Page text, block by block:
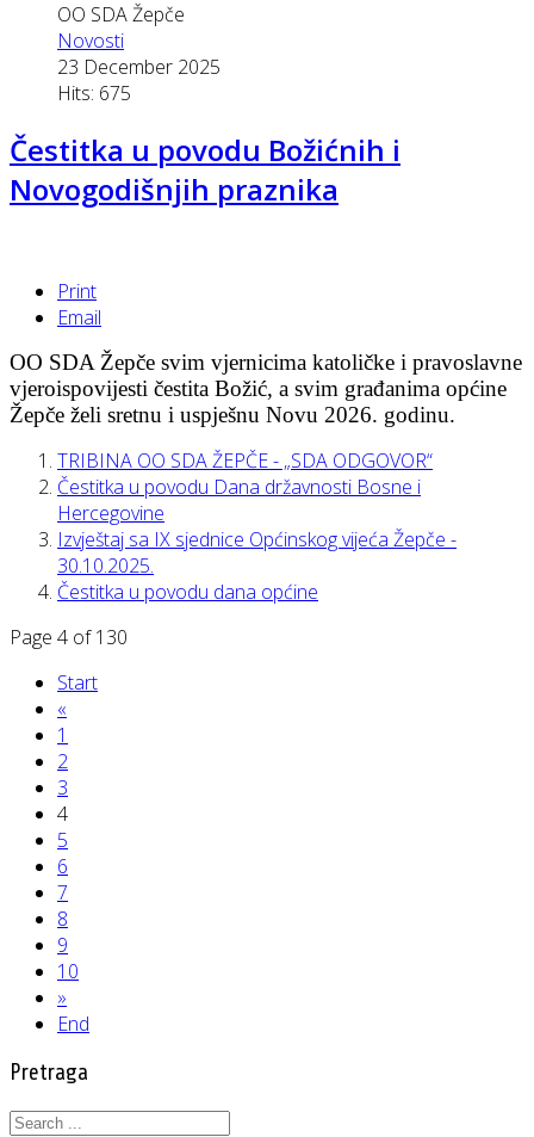
OO SDA Žepče
Novosti
23 December 2025
Hits: 675
Čestitka u povodu Božićnih i
Novogodišnjih praznika
Print
Email
OO SDA Žepče svim vjernicima katoličke i pravoslavne
vjeroispovijesti čestita Božić, a svim građanima općine
Žepče želi sretnu i uspješnu Novu 2026. godinu.
TRIBINA OO SDA ŽEPČE - „SDA ODGOVOR“
Čestitka u povodu Dana državnosti Bosne i
Hercegovine
Izvještaj sa IX sjednice Općinskog vijeća Žepče -
30.10.2025.
Čestitka u povodu dana općine
Page 4 of 130
Start
«
1
2
3
4
5
6
7
8
9
10
»
End
Pretraga